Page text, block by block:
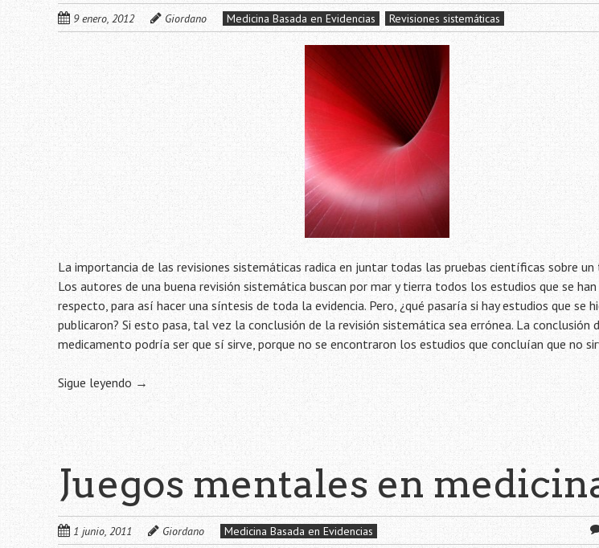
9 enero, 2012 Giordano Medicina Basada en Evidencias Revisiones sistemáticas
La importancia de las revisiones sistemáticas radica en juntar todas las pruebas científicas sobre
Los autores de una buena revisión sistemática buscan por mar y tierra todos los estudios que se
respecto, para así hacer una síntesis de toda la evidencia. Pero, ¿qué pasaría si hay estudios que se
publicaron? Si esto pasa, tal vez la conclusión de la revisión sistemática sea errónea. La conclusión
medicamento podría ser que sí sirve, porque no se encontraron los estudios que concluían que no
Sigue leyendo →
Juegos mentales en
1 junio, 2011 Giordano Medicina Basada en Evidencias